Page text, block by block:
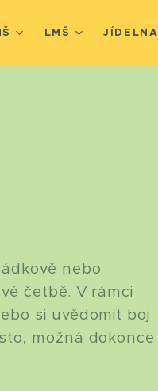
LMŠ JÍDELNA
nebo
četbě. V rámci
si uvědomit boj
možná dokonce